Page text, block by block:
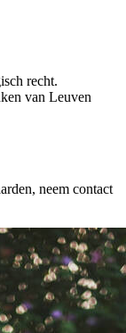
recht.
van Leuven
neem contact